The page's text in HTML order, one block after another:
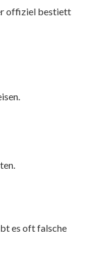
offiziel bestiett
es oft falsche